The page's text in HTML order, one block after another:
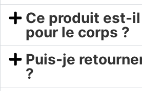
Ce produit est-
pour le corps ?
Puis-je
?